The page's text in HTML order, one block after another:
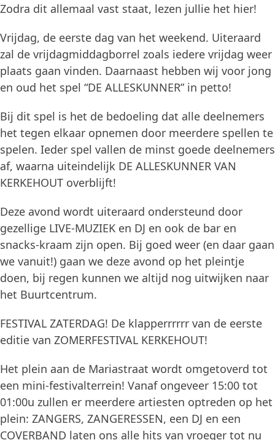
Zodra dit allemaal vast staat, lezen jullie het hier!
Vrijdag, de eerste dag van het weekend. Uiteraard
zal de vrijdagmiddagborrel zoals iedere vrijdag weer
plaats gaan vinden. Daarnaast hebben wij voor jong
en oud het spel “DE ALLESKUNNER” in petto!
Bij dit spel is het de bedoeling dat alle deelnemers
het tegen elkaar opnemen door meerdere spellen te
spelen. Ieder spel vallen de minst goede deelnemers
af, waarna uiteindelijk DE ALLESKUNNER VAN
KERKEHOUT overblijft!
Deze avond wordt uiteraard ondersteund door
gezellige LIVE-MUZIEK en DJ en ook de bar en
snacks-kraam zijn open. Bij goed weer (en daar gaan
we vanuit!) gaan we deze avond op het pleintje
doen, bij regen kunnen we altijd nog uitwijken naar
het Buurtcentrum.
FESTIVAL ZATERDAG! De klapperrrrrr van de eerste
editie van ZOMERFESTIVAL KERKEHOUT!
Het plein aan de Mariastraat wordt omgetoverd tot
een mini-festivalterrein! Vanaf ongeveer 15:00 tot
01:00u zullen er meerdere artiesten optreden op het
plein: ZANGERS, ZANGERESSEN, een DJ en een
COVERBAND laten ons alle hits van vroeger tot nu